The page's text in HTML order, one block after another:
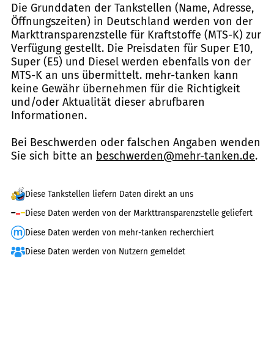
Die Grunddaten der Tankstellen (Name, Adresse,
Öffnungszeiten) in Deutschland werden von der
Markttransparenzstelle für Kraftstoffe (MTS-K) zur
Verfügung gestellt. Die Preisdaten für Super E10,
Super (E5) und Diesel werden ebenfalls von der
MTS-K an uns übermittelt. mehr-tanken kann
keine Gewähr übernehmen für die Richtigkeit
und/oder Aktualität dieser abrufbaren
Informationen.
Bei Beschwerden oder falschen Angaben wenden
Sie sich bitte an beschwerden@mehr-tanken.de.
Diese Tankstellen liefern Daten direkt an uns
Diese Daten werden von der Markttransparenzstelle geliefert
Diese Daten werden von mehr-tanken recherchiert
Diese Daten werden von Nutzern gemeldet